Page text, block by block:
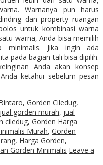
Warnanya pun harus
dan property ruangan
untuk kombinasi warna
warna, Anda bisa memilih
Jika ingin ada
pada bagian tali bisa dipilih.
Anda akan konsep
ketahui sebelum pesan
, Gorden Ciledug,
jual gorden murah, jual
ciledug, Gorden Harga
Murah, Gorden
, Harga Gorden,
Gorden Minimalis Leave a